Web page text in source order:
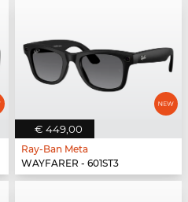
€ 449,00
Ray-Ban Meta
WAYFARER - 601ST3